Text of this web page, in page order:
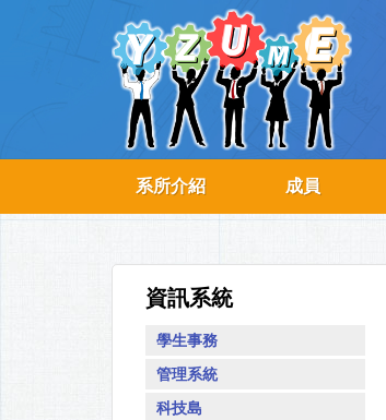
系所介紹 成員
資訊系統
學生事務
管理系統
科技島